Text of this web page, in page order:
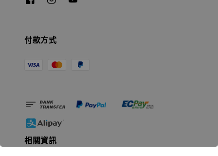
付款方式
相關資訊